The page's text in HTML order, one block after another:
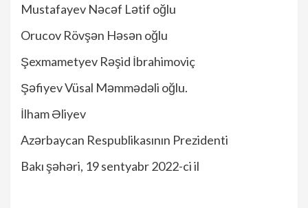
Mustafayev Nəcəf Lətif oğlu
Orucov Rövşən Həsən oğlu
Şexmametyev Rəşid İbrahimoviç
Şəfiyev Vüsal Məmmədəli oğlu.
İlham Əliyev
Azərbaycan Respublikasının Prezidenti
Bakı şəhəri, 19 sentyabr 2022-ci il